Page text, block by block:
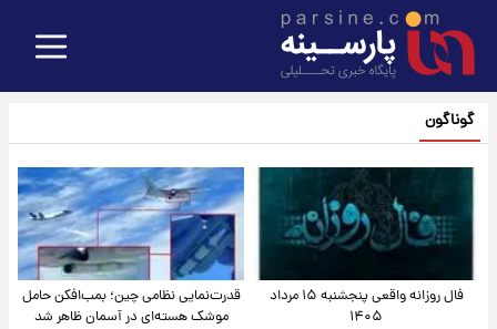
گوناگون
فال روزانه واقعی پنجشنبه ۱۵ مرداد
۱۴۰۵
قدرت‌نمایی نظامی چین؛ بمب‌افکن حامل
موشک هسته‌ای در آسمان ظاهر شد